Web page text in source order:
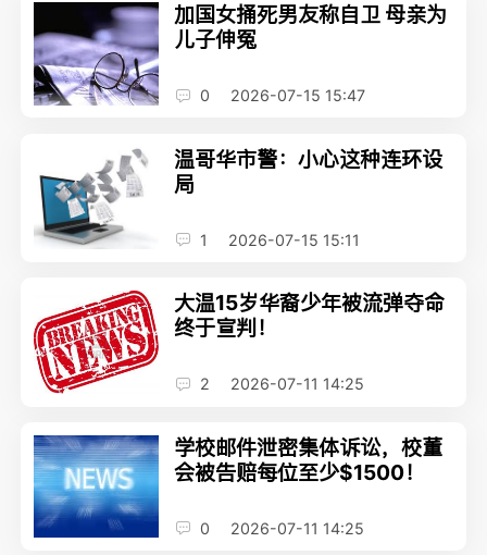
加国女捅死男友称自卫 母亲为
儿子伸冤
0 2026-07-15 15:47
温哥华市警：小心这种连环设
局
1 2026-07-15 15:11
大温15岁华裔少年被流弹夺命
终于宣判！
2 2026-07-11 14:25
学校邮件泄密集体诉讼，校董
会被告赔每位至少$1500！
0 2026-07-11 14:25